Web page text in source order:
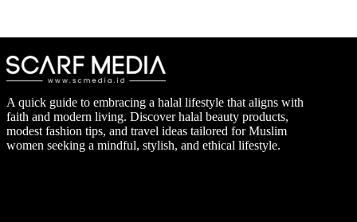
A quick guide to embracing a halal lifestyle that aligns with
faith and modern living. Discover halal beauty products,
modest fashion tips, and travel ideas tailored for Muslim
women seeking a mindful, stylish, and ethical lifestyle.